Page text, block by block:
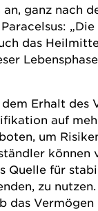
ganz nach
das
Erhalt des
auf
um
können
Quelle für
zu nutzen.
das Vermögen